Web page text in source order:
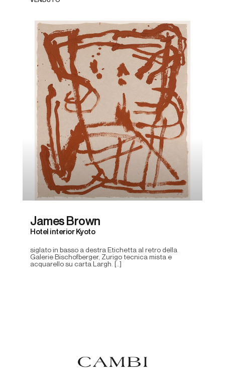
James Brown
Hotel interior Kyoto
siglato in basso a destra Etichetta al retro della
Galerie Bischofberger, Zurigo tecnica mista e
acquarello su carta Largh. [..]